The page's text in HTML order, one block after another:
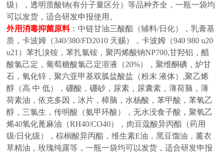
级），透明质酸钠(有分子量区分）等品种齐全，一瓶一袋均
可以发货，适合研发申报使用。
外用消毒抑菌原料：中链甘油三酸酯（辅料/日化），乳膏基
质，卡波姆（340/380/FD2010 天赐），卡波姆（940 980 u20
u21）苯扎溴铵，苯扎氯铵，聚丙烯酸钠NP700,甘羟铝，醋
酸氯己定，葡萄糖酸氯己定溶液（20%），聚维酮碘，炉甘
石，氧化锌，聚六亚甲基双胍盐酸盐（粉末 液体）,聚乙烯
醇（高 中 低），硼酸，硼砂，尿素，尿囊素，薄荷脑，薄
荷素油，依克多因，冰片，樟脑，水杨酸，苯甲酸，苯氧乙
醇，三氯生，传明酸（氨甲环酸），无水没食子酸，聚氧乙
烯40氢化蓖麻油（RH40/CO40），肉豆蔻酸异丙酯（药用
级/日化级），棕榈酸异丙酯，维生素E油，黑豆馏油，薰衣
草精油，玫瑰纯露等，一瓶一袋均可以发货，适合研发申报